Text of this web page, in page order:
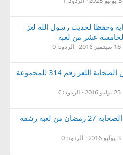
وحفظا لحديث رسول الله لغز
18 سبتمبر 2016
الردود: 0
اجابة لغز اخر من توفى من الصحابة اللغز رقم 314 للمجموعة
25 يوليو 2016
الردود: 0
حل لغز اخر من توفي من الصحابة 27 رمضان من لعبة رشفة
3 يوليو 2016
الردود: 0